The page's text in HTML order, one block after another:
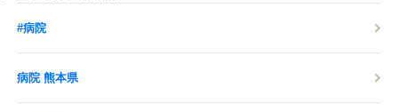
#病院
病院 熊本県